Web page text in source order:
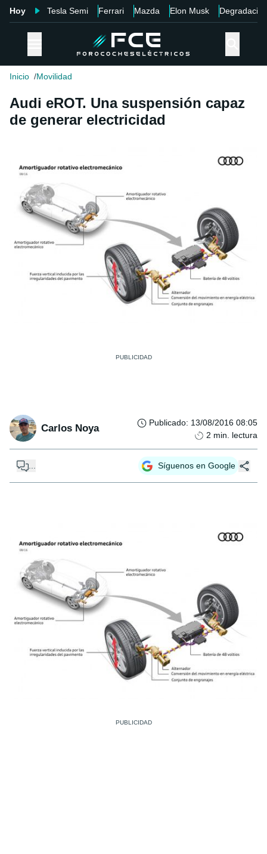
Hoy Tesla Semi Ferrari Mazda Elon Musk Degradación
Inicio Movilidad
Audi eROT. Una suspensión capaz
de generar electricidad
Carlos Noya Publicado: 13/08/2016 08:05
2 min. lectura
... Síguenos en Google